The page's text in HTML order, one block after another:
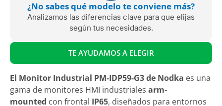
¿No sabes qué modelo te conviene más?
Analizamos las diferencias clave para que elijas
según tus necesidades.
TE AYUDAMOS A ELEGIR
El Monitor Industrial PM-IDP59-G3 de Nodka es una
gama de monitores HMI industriales arm-
mounted con frontal IP65, diseñados para entornos